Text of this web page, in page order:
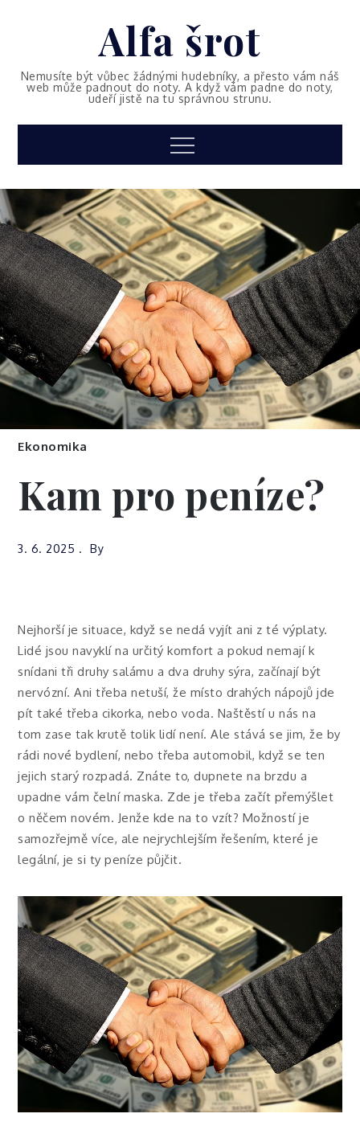
Alfa šrot
Nemusíte být vůbec žádnými hudebníky, a přesto vám náš
web může padnout do noty. A když vám padne do noty,
udeří jistě na tu správnou strunu.
Menu
Ekonomika
Kam pro peníze?
3. 6. 2025 By
Nejhorší je situace, když se nedá vyjít ani z té výplaty.
Lidé jsou navyklí na určitý komfort a pokud nemají k
snídani tři druhy salámu a dva druhy sýra, začínají být
nervózní. Ani třeba netuší, že místo drahých nápojů jde
pít také třeba cikorka, nebo voda. Naštěstí u nás na
tom zase tak krutě tolik lidí není. Ale stává se jim, že by
rádi nové bydlení, nebo třeba automobil, když se ten
jejich starý rozpadá. Znáte to, dupnete na brzdu a
upadne vám čelní maska. Zde je třeba začít přemýšlet
o něčem novém. Jenže kde na to vzít? Možností je
samozřejmě více, ale nejrychlejším řešením, které je
legální, je si ty peníze půjčit.